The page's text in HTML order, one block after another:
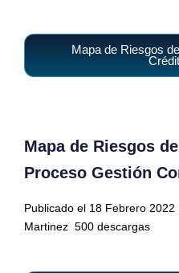
Mapa de Riesgos
Mapa de Riesgos
Proceso Gestión
Publicado el 18 Febrero 2022
Martinez 500 descargas